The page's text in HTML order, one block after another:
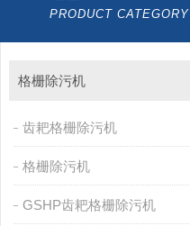
PRODUCT CATEGORY
格栅除污机
齿耙格栅除污机
格栅除污机
GSHP齿耙格栅除污机